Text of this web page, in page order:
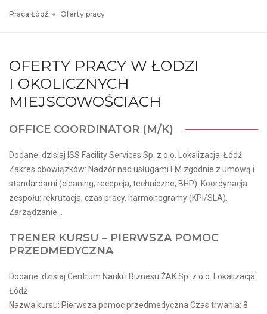
Praca Łódź Oferty pracy
OFERTY PRACY W ŁODZI
I OKOLICZNYCH
MIEJSCOWOŚCIACH
OFFICE COORDINATOR (M/K)
Dodane: dzisiaj ISS Facility Services Sp. z o.o. Lokalizacja: Łódź
Zakres obowiązków: Nadzór nad usługami FM zgodnie z umową i
standardami (cleaning, recepcja, techniczne, BHP). Koordynacja
zespołu: rekrutacja, czas pracy, harmonogramy (KPI/SLA).
Zarządzanie...
TRENER KURSU – PIERWSZA POMOC
PRZEDMEDYCZNA
Dodane: dzisiaj Centrum Nauki i Biznesu ŻAK Sp. z o.o. Lokalizacja:
Łódź
Nazwa kursu: Pierwsza pomoc przedmedyczna Czas trwania: 8